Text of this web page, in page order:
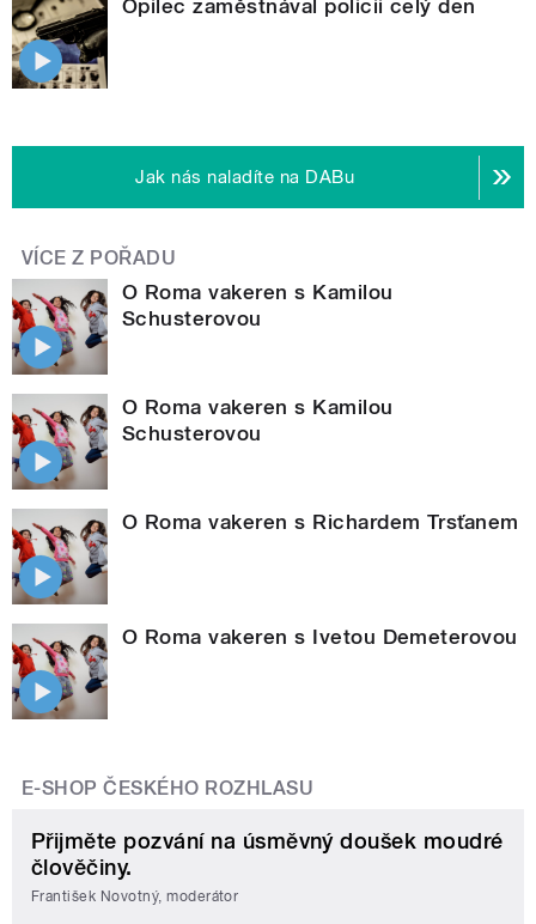
Opilec zaměstnával policii celý den
Jak nás naladíte na DABu
VÍCE Z POŘADU
O Roma vakeren s Kamilou
Schusterovou
O Roma vakeren s Kamilou
Schusterovou
O Roma vakeren s Richardem Trsťanem
O Roma vakeren s Ivetou Demeterovou
E-SHOP ČESKÉHO ROZHLASU
Přijměte pozvání na úsměvný doušek moudré
člověčiny.
František Novotný, moderátor